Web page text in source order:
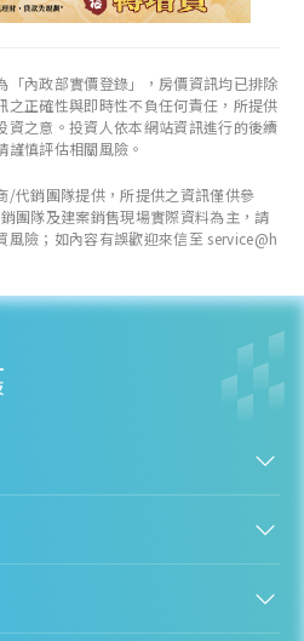
「內政部實價登錄」，房價資訊均已排除
之正確性與即時性不負任何責任，所提供
資之意。投資人依本網站資訊進行的後續
謹慎評估相關風險。
/代銷團隊提供，所提供之資訊僅供參
團隊及建案銷售現場實際資料為主，請
風險；如內容有誤歡迎來信至 service@h